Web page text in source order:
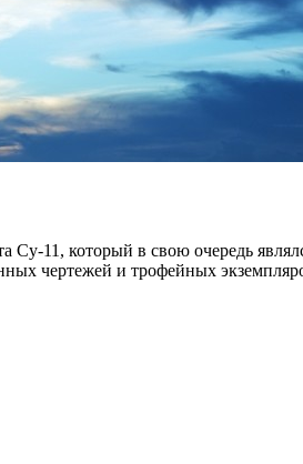
Су-11, который в свою очередь
чертежей и трофейных